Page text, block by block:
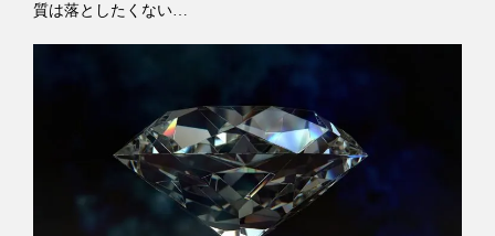
質は落としたくない…